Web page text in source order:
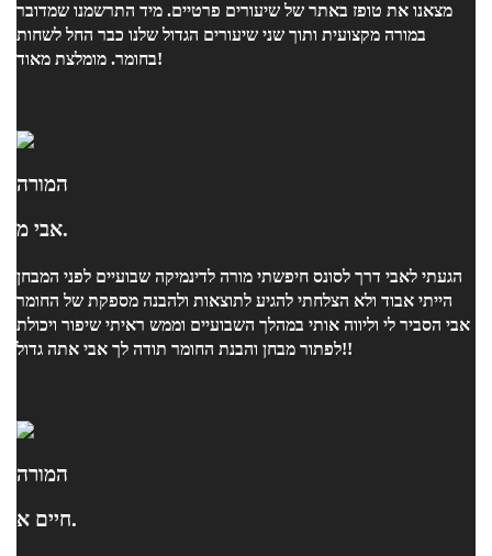
מצאנו את טופז באתר של שיעורים פרטיים. מיד התרשמנו שמדובר
במורה מקצועית ותוך שני שיעורים הגדול שלנו כבר החל לשחות
בחומר. מומלצת מאוד!
המורה
אבי מ.
הגעתי לאבי דרך לסונס חיפשתי מורה לדינמיקה שבועיים לפני המבחן
הייתי אבוד ולא הצלחתי להגיע לתוצאות ולהבנה מספקת של החומר
אבי הסביר לי וליווה אותי במהלך השבועיים וממש ראיתי שיפור ויכולת
לפתור מבחן והבנת החומר תודה לך אבי אתה גדול!!
המורה
חיים א.